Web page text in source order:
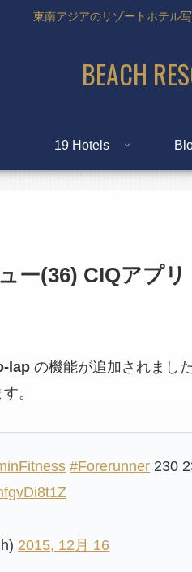
東南アジアのリゾートホテル
BEACH
19 Hotels
ー(36) CIQアプ
lap の機能が追加されました
。
#Forerunner 230
2015, 12月 16